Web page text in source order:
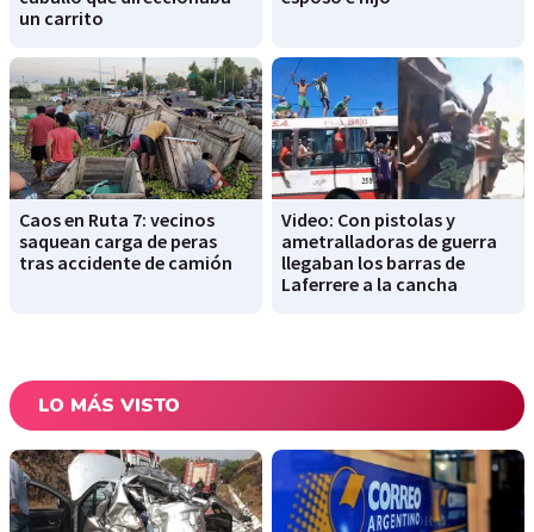
un carrito
Caos en Ruta 7: vecinos
saquean carga de peras
tras accidente de camión
Video: Con pistolas y
ametralladoras de guerra
llegaban los barras de
Laferrere a la cancha
LO MÁS VISTO